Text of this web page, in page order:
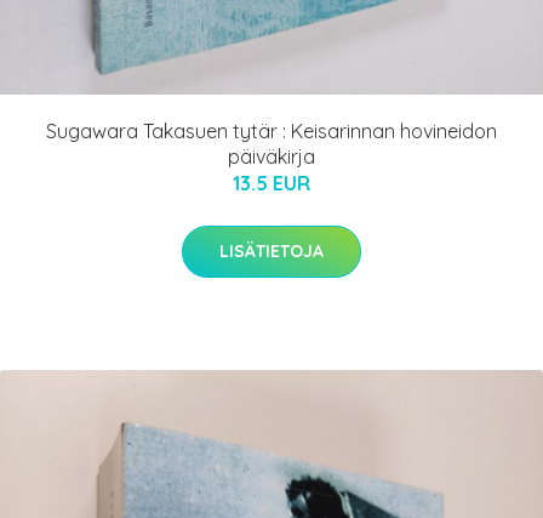
Sugawara Takasuen tytär : Keisarinnan hovineidon
päiväkirja
13.5 EUR
LISÄTIETOJA